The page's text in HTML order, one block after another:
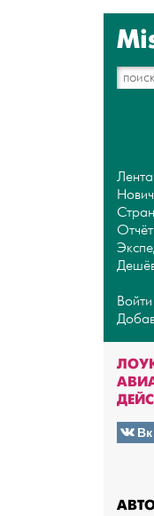
Лента
Войти
Вк